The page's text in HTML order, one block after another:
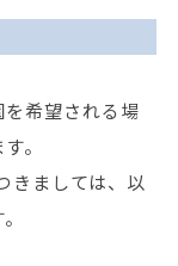
希望される場
。
きましては、以